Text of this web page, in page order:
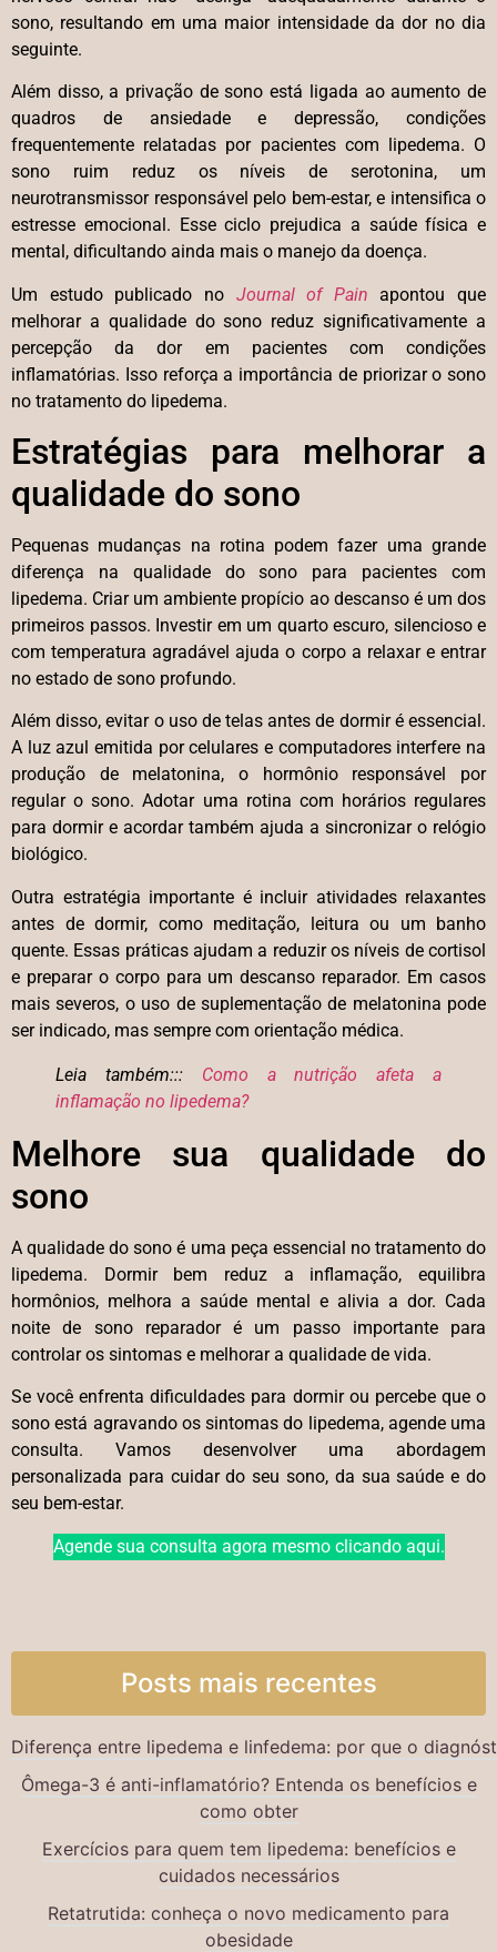
sono, resultando em uma maior intensidade da dor no dia
seguinte.
Além disso, a privação de sono está ligada ao aumento de
quadros de ansiedade e depressão, condições
frequentemente relatadas por pacientes com lipedema. O
sono ruim reduz os níveis de serotonina, um
neurotransmissor responsável pelo bem-estar, e intensifica o
estresse emocional. Esse ciclo prejudica a saúde física e
mental, dificultando ainda mais o manejo da doença.
Um estudo publicado no Journal of Pain apontou que
melhorar a qualidade do sono reduz significativamente a
percepção da dor em pacientes com condições
inflamatórias. Isso reforça a importância de priorizar o sono
no tratamento do lipedema.
Estratégias para melhorar a
qualidade do sono
Pequenas mudanças na rotina podem fazer uma grande
diferença na qualidade do sono para pacientes com
lipedema. Criar um ambiente propício ao descanso é um dos
primeiros passos. Investir em um quarto escuro, silencioso e
com temperatura agradável ajuda o corpo a relaxar e entrar
no estado de sono profundo.
Além disso, evitar o uso de telas antes de dormir é essencial.
A luz azul emitida por celulares e computadores interfere na
produção de melatonina, o hormônio responsável por
regular o sono. Adotar uma rotina com horários regulares
para dormir e acordar também ajuda a sincronizar o relógio
biológico.
Outra estratégia importante é incluir atividades relaxantes
antes de dormir, como meditação, leitura ou um banho
quente. Essas práticas ajudam a reduzir os níveis de cortisol
e preparar o corpo para um descanso reparador. Em casos
mais severos, o uso de suplementação de melatonina pode
ser indicado, mas sempre com orientação médica.
Leia também::: Como a nutrição afeta a
inflamação no lipedema?
Melhore sua qualidade do
sono
A qualidade do sono é uma peça essencial no tratamento do
lipedema. Dormir bem reduz a inflamação, equilibra
hormônios, melhora a saúde mental e alivia a dor. Cada
noite de sono reparador é um passo importante para
controlar os sintomas e melhorar a qualidade de vida.
Se você enfrenta dificuldades para dormir ou percebe que o
sono está agravando os sintomas do lipedema, agende uma
consulta. Vamos desenvolver uma abordagem
personalizada para cuidar do seu sono, da sua saúde e do
seu bem-estar.
Agende sua consulta agora mesmo clicando aqui.
Posts mais recentes
Diferença entre lipedema e linfedema: por que o
Ômega-3 é anti-inflamatório? Entenda os benefícios e
como obter
Exercícios para quem tem lipedema: benefícios e
cuidados necessários
Retatrutida: conheça o novo medicamento para
obesidade